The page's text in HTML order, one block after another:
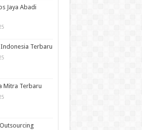
Jaya Abadi
Indonesia Terbaru
Mitra Terbaru